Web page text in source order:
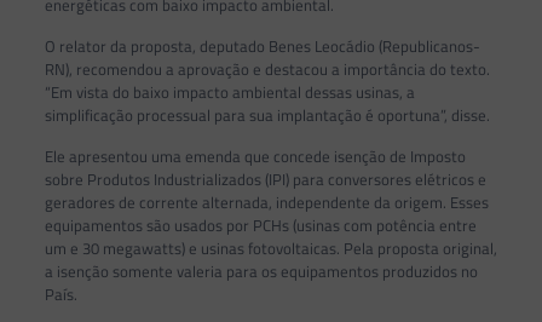
energéticas com baixo impacto ambiental.
O relator da proposta, deputado Benes Leocádio (Republicanos-
RN), recomendou a aprovação e destacou a importância do texto.
“Em vista do baixo impacto ambiental dessas usinas, a
simplificação processual para sua implantação é oportuna”, disse.
Ele apresentou uma emenda que concede isenção de Imposto
sobre Produtos Industrializados (IPI) para conversores elétricos e
geradores de corrente alternada, independente da origem. Esses
equipamentos são usados por PCHs (usinas com potência entre
um e 30 megawatts) e usinas fotovoltaicas. Pela proposta original,
a isenção somente valeria para os equipamentos produzidos no
País.